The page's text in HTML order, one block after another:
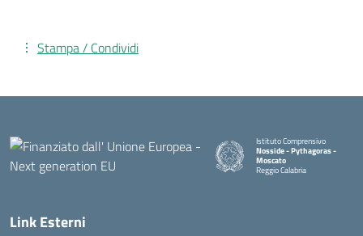
Stampa / Condividi
Istituto Comprensivo
Nosside - Pythagoras -
Moscato
Reggio Calabria
— Visita la pagina iniziale della
Link Esterni